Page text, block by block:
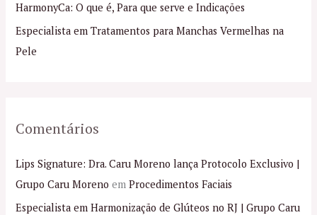
p
o
r
HarmonyCa: O que é, Para que serve e Indicações
Especialista em Tratamentos para Manchas Vermelhas na
Pele
Comentários
Lips Signature: Dra. Caru Moreno lança Protocolo Exclusivo |
Grupo Caru Moreno emProcedimentos Faciais
Especialista em Harmonização de Glúteos no RJ | Grupo Caru